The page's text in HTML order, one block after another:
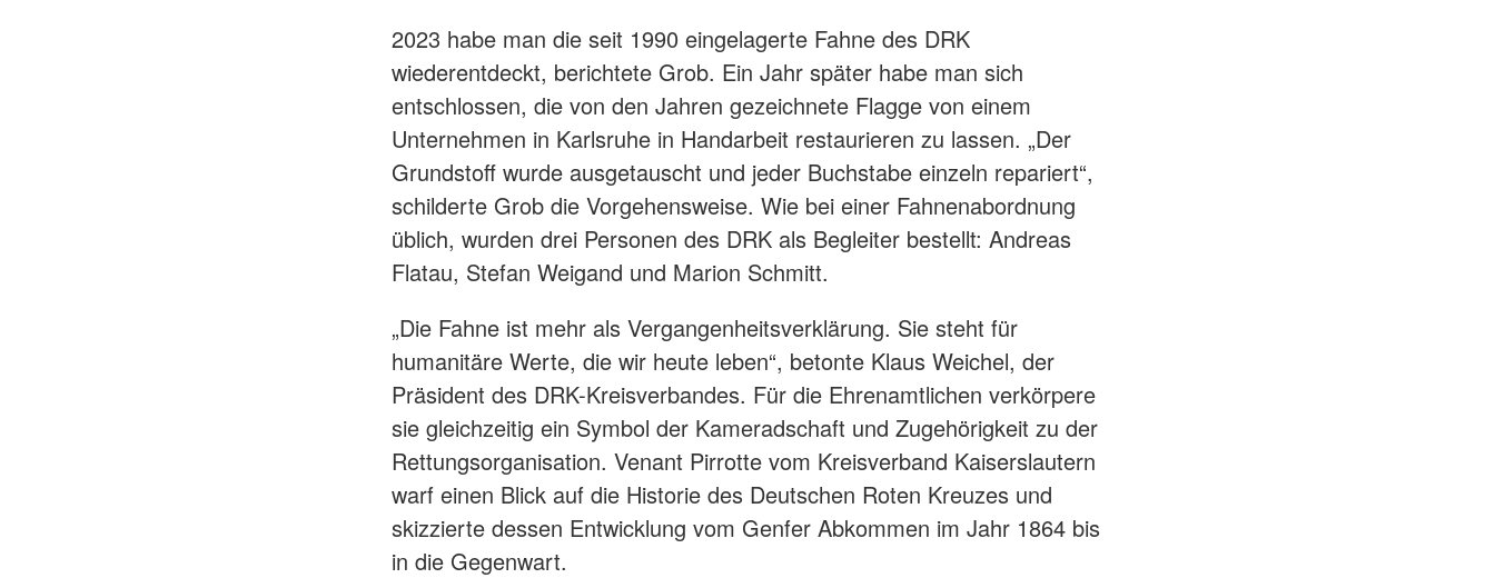
2023 habe man die seit 1990 eingelagerte Fahne des DRK
wiederentdeckt, berichtete Grob. Ein Jahr später habe man sich
entschlossen, die von den Jahren gezeichnete Flagge von einem
Unternehmen in Karlsruhe in Handarbeit restaurieren zu lassen. „Der
Grundstoff wurde ausgetauscht und jeder Buchstabe einzeln repariert“,
schilderte Grob die Vorgehensweise. Wie bei einer Fahnenabordnung
üblich, wurden drei Personen des DRK als Begleiter bestellt: Andreas
Flatau, Stefan Weigand und Marion Schmitt.
„Die Fahne ist mehr als Vergangenheitsverklärung. Sie steht für
humanitäre Werte, die wir heute leben“, betonte Klaus Weichel, der
Präsident des DRK-Kreisverbandes. Für die Ehrenamtlichen verkörpere
sie gleichzeitig ein Symbol der Kameradschaft und Zugehörigkeit zu der
Rettungsorganisation. Venant Pirrotte vom Kreisverband Kaiserslautern
warf einen Blick auf die Historie des Deutschen Roten Kreuzes und
skizzierte dessen Entwicklung vom Genfer Abkommen im Jahr 1864 bis
in die Gegenwart.